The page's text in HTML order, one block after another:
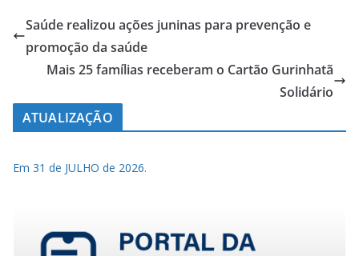
Saúde realizou ações juninas para prevenção e
promoção da saúde
Mais 25 famílias receberam o Cartão Gurinhatã
Solidário
ATUALIZAÇÃO
Em 31 de JULHO de 2026.